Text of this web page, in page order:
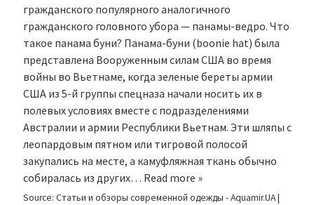
гражданского популярного аналогичного
гражданского головного убора — панамы-ведро. Что
такое панама буни? Панама-буни (boonie hat) была
представлена Вооруженным силам США во время
войны во Вьетнаме, когда зеленые береты армии
США из 5-й группы спецназа начали носить их в
полевых условиях вместе с подразделениями
Австралии и армии Республики Вьетнам. Эти шляпы с
леопардовым пятном или тигровой полосой
закупались на месте, а камуфляжная ткань обычно
собиралась из других… Read more »
Source: Статьи и обзоры современной одежды - Aquamir.UA|